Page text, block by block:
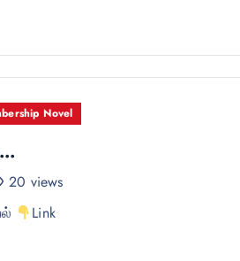
Novel
20 views
Link